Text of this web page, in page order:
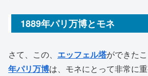
1889年パリ万博とモネ
さて、この、 エッフェル塔ができた
年パリ万博は、モネにとって非常に重